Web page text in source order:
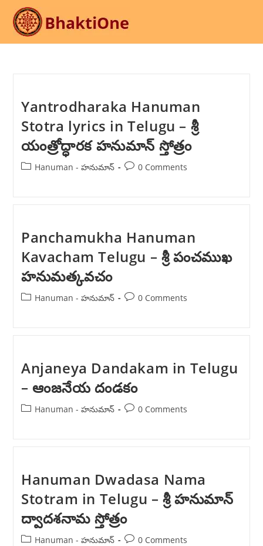
content
Yantrodharaka Hanuman
Stotra lyrics in Telugu – శ్రీ
యంత్రోద్ధారక హనుమాన్ స్తోత్రం
PostHanuman - హనుమాన్
Post0 Comments
Panchamukha Hanuman
Kavacham Telugu – శ్రీ పంచముఖ
హనుమత్కవచం
PostHanuman - హనుమాన్
Post0 Comments
Anjaneya Dandakam in Telugu
– ఆంజనేయ దండకం
PostHanuman - హనుమాన్
Post0 Comments
Hanuman Dwadasa Nama
Stotram in Telugu – శ్రీ హనుమాన్
ద్వాదశనామ స్తోత్రం
PostHanuman - హనుమాన్
Post0 Comments